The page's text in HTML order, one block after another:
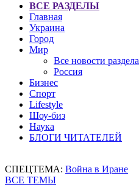
ВСЕ РАЗДЕЛЫ
Главная
Украина
Город
Мир
Все новости раздела
Россия
Бизнес
Спорт
Lifestyle
Шоу-биз
Наука
БЛОГИ ЧИТАТЕЛЕЙ
СПЕЦТЕМА: Война в Иране
ВСЕ ТЕМЫ